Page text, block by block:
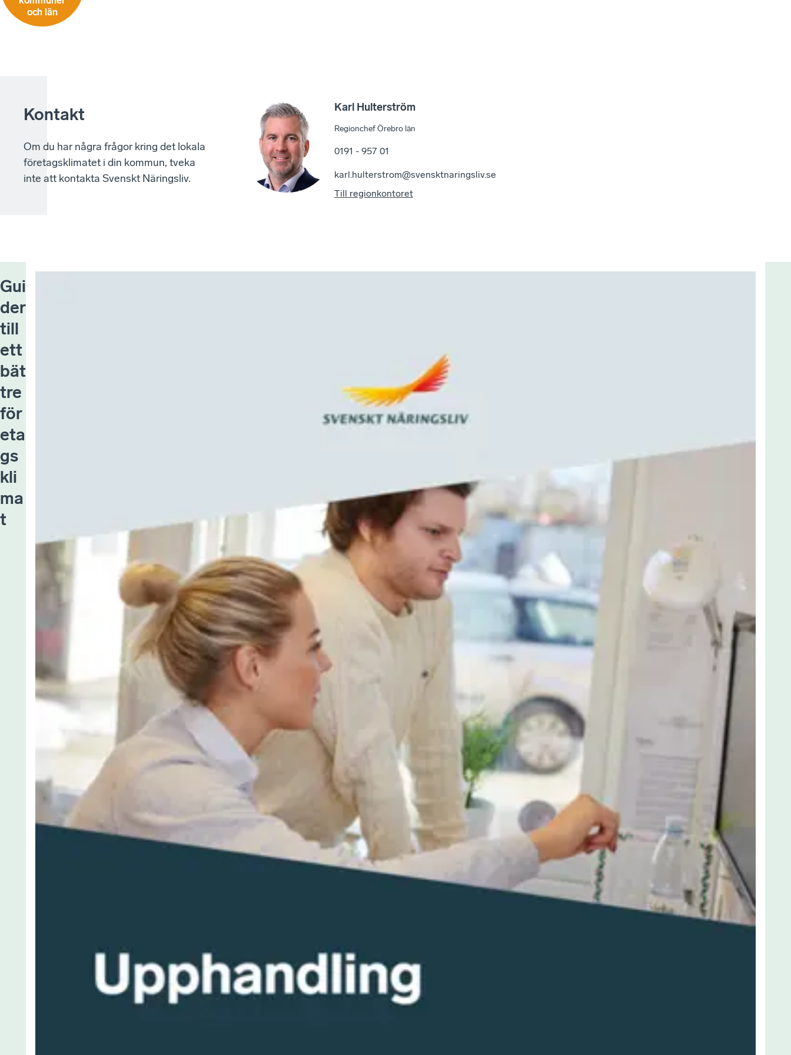
och län
Kontakt
Om du har några frågor kring det lokala
företagsklimatet i din kommun, tveka
inte att kontakta Svenskt Näringsliv.
Karl Hulterström
Regionchef Örebro län
0191 - 957 01
karl.hulterstrom@svensktnaringsliv.se
Till regionkontoret
Gui
der
till
ett
bät
tre
för
eta
gs
kli
ma
t